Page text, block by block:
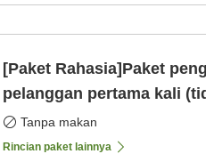
[Paket Rahasia]Paket
pelanggan pertama kali
Penginapan tanpa makan
Tanpa makan
Rincian paket lainnya